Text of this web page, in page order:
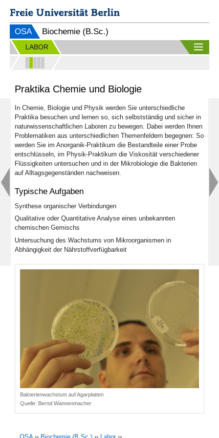
OSA Biochemie (B.Sc.)
LABOR
Praktika Chemie und Biologie
In Chemie, Biologie und Physik werden Sie unterschiedliche
Praktika besuchen und lernen so, sich selbstständig und sicher in
naturwissenschaftlichen Laboren zu bewegen. Dabei werden Ihnen
Problematiken aus unterschiedlichen Themenfeldern begegnen: So
werden Sie im Anorganik-Praktikum die Bestandteile einer Probe
entschlüsseln, im Physik-Praktikum die Viskosität verschiedener
Flüssigkeiten untersuchen und in der Mikrobiologie die Bakterien
auf Alltagsgegenständen nachweisen.
Typische Aufgaben
Synthese organischer Verbindungen
Qualitative oder Quantitative Analyse eines unbekannten
chemischen Gemischs
Untersuchung des Wachstums von Mikroorganismen in
Abhängigkeit der Nährstoffverfügbarkeit
Bakterienwachstum auf Agarplatten
Quelle: Bernd Wannenmacher